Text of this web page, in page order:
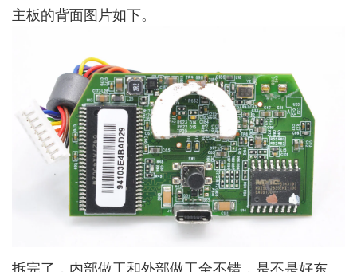
主板的背面图片如下。
拆完了，内部做工和外部做工全不错，是不是好东